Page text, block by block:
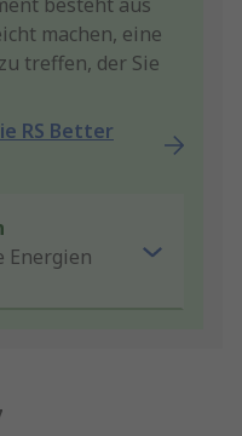
besteht aus
machen, eine
treffen, der Sie
RS Better
Energien